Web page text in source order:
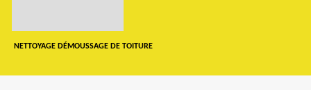
NETTOYAGE DÉMOUSSAGE DE TOITURE